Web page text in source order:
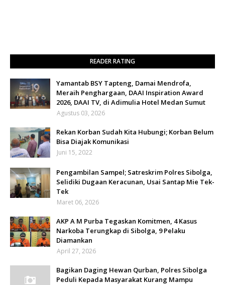
READER RATING
Yamantab BSY Tapteng, Damai Mendrofa,
Meraih Penghargaan, DAAI Inspiration Award
2026, DAAI TV, di Adimulia Hotel Medan Sumut
Agustus 03, 2026
Rekan Korban Sudah Kita Hubungi; Korban Belum
Bisa Diajak Komunikasi
Juni 15, 2022
Pengambilan Sampel; Satreskrim Polres Sibolga,
Selidiki Dugaan Keracunan, Usai Santap Mie Tek-
Tek
Maret 06, 2026
AKP A M Purba Tegaskan Komitmen, 4 Kasus
Narkoba Terungkap di Sibolga, 9 Pelaku
Diamankan
April 27, 2026
Bagikan Daging Hewan Qurban, Polres Sibolga
Peduli Kepada Masyarakat Kurang Mampu